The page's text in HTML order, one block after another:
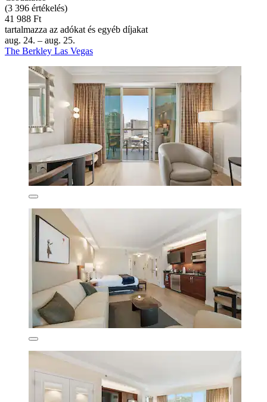
(3 396 értékelés)
41 988 Ft
tartalmazza az adókat és egyéb díjakat
aug. 24. – aug. 25.
The Berkley Las Vegas